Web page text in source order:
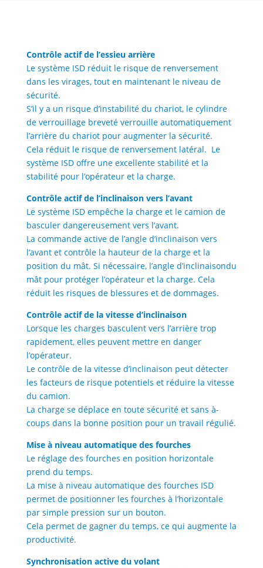
Contrôle actif de l’essieu arrière
Le système ISD réduit le risque de renversement
dans les virages, tout en maintenant le niveau de
sécurité.
S’il y a un risque d’instabilité du chariot, le cylindre
de verrouillage breveté verrouille automatiquement
l’arrière du chariot pour augmenter la sécurité.
Cela réduit le risque de renversement latéral. Le
système ISD offre une excellente stabilité et la
stabilité pour l’opérateur et la charge.
Contrôle actif de l’inclinaison vers l’avant
Le système ISD empêche la charge et le camion de
basculer dangereusement vers l’avant.
La commande active de l’angle d’inclinaison vers
l’avant et contrôle la hauteur de la charge et la
position du mât. Si nécessaire, l’angle d’inclinaisondu
mât pour protéger l’opérateur et la charge. Cela
réduit les risques de blessures et de dommages.
Contrôle actif de la vitesse d’inclinaison
Lorsque les charges basculent vers l’arrière trop
rapidement, elles peuvent mettre en danger
l’opérateur.
Le contrôle de la vitesse d’inclinaison peut détecter
les facteurs de risque potentiels et réduire la vitesse
du camion.
La charge se déplace en toute sécurité et sans à-
coups dans la bonne position pour un travail régulié.
Mise à niveau automatique des fourches
Le réglage des fourches en position horizontale
prend du temps.
La mise à niveau automatique des fourches ISD
permet de positionner les fourches à l’horizontale
par simple pression sur un bouton.
Cela permet de gagner du temps, ce qui augmente la
productivité.
Synchronisation active du volant